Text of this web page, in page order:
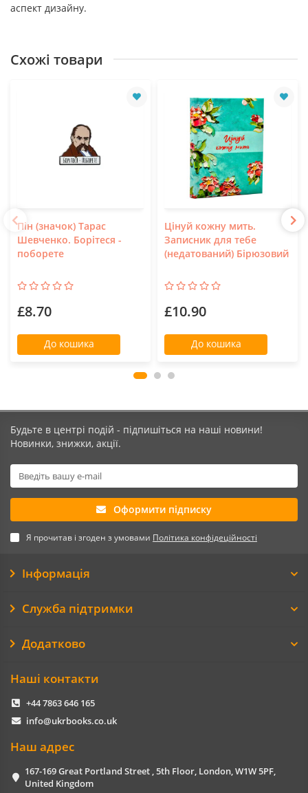
аспект дизайну.
Схожі товари
Пін (значок) Тарас
Шевченко. Борітеся -
поборете
£8.70
До кошика
Цінуй кожну мить.
Записник для тебе
(недатований) Бірюзовий
£10.90
До кошика
Будьте в центрі подій - підпишіться на наші новини!
Новинки, знижки, акції.
Оформити підписку
Я прочитав і згоден з умовами Політика конфідеційності
Інформація
Служба підтримки
Додатково
Наші контакти
+44 7863 646 165
info@ukrbooks.co.uk
Наш адрес
167-169 Great Portland Street , 5th Floor, London, W1W 5PF,
United Kingdom